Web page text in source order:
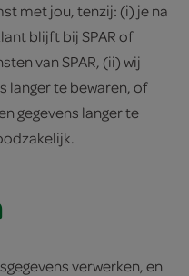
met jou, tenzij: (i) je na
blijft bij SPAR of
van SPAR, (ii) wij
langer te bewaren, of
gegevens langer te
verwerken, en